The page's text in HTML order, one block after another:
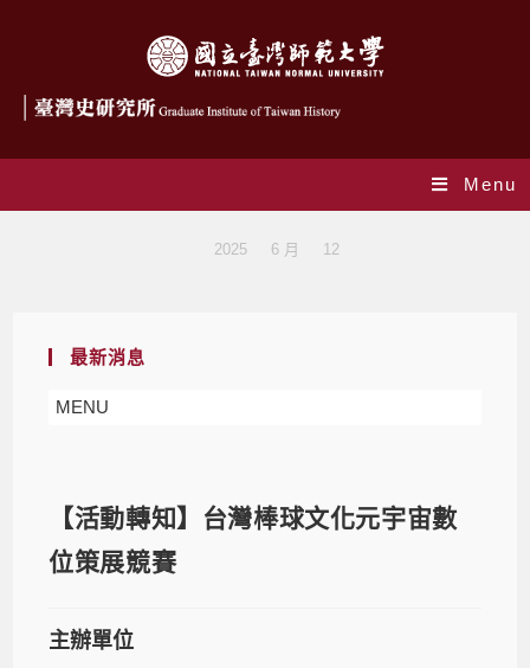
Menu
2025 6 月 12
最新消息
MENU
【活動轉知】台灣棒球文化元宇宙數
位策展競賽
主辦單位